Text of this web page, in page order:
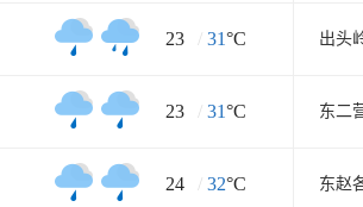
23 / 31°C 出头
23 / 31°C 东二
24 / 32°C 东赵